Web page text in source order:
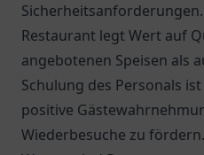
Restaurant legt Wert auf
angebotenen Speisen als
Schulung des Personals
positive
Wiederbesuche zu fördern.